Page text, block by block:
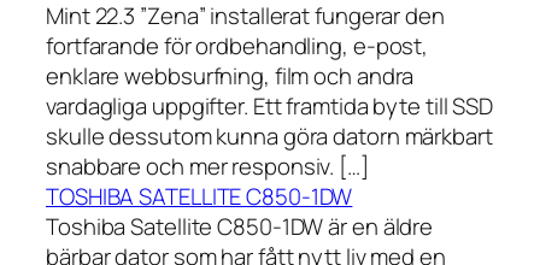
Mint 22.3 ”Zena” installerat fungerar den
fortfarande för ordbehandling, e-post,
enklare webbsurfning, film och andra
vardagliga uppgifter. Ett framtida byte till SSD
skulle dessutom kunna göra datorn märkbart
snabbare och mer responsiv. […]
TOSHIBA SATELLITE C850-1DW
Toshiba Satellite C850-1DW är en äldre
bärbar dator som har fått nytt liv med en